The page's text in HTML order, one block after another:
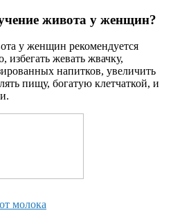
живота у женщин?
у женщин рекомендуется
избегать жевать жвачку,
напитков, увеличить
пищу, богатую клетчаткой, и
молока